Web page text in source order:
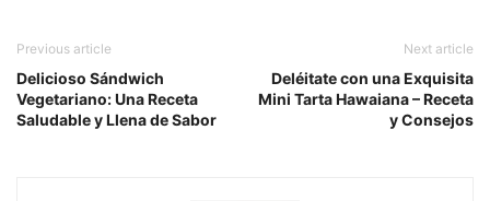
Previous article
Delicioso Sándwich
Vegetariano: Una Receta
Saludable y Llena de Sabor
Next article
Deléitate con una Exquisita
Mini Tarta Hawaiana – Receta
y Consejos